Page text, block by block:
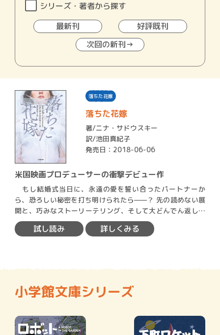
シリーズ・著者から探す
最新刊
好評既刊
次回の新刊→
落ちた花嫁
落ちた花嫁
著/ニナ・サドウスキー
訳/池田真紀子
発売日：2018-06-06
米国映画プロデューサーの衝撃デビュー作
もし結婚式当日に、永遠の愛を誓い合ったパートナーか
ら、恐ろしい秘密を打ち明けられたら——？ 先の読めない展
開と、巧みなストーリーテリング、そして大どんでん返し！
…
試し読み 詳しくみる
小学館文庫シリーズ